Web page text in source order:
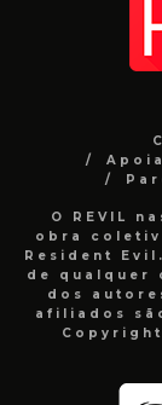
O REVIL
obra
Resident
de qualquer
dos
afiliados